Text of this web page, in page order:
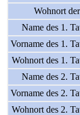
Wohnort
Name des 1.
Vorname des 1.
Wohnort des 1.
Name des 2.
Vorname des 2.
Wohnort des 2.